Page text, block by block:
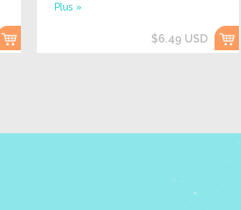
Plus »
$6.49 USD